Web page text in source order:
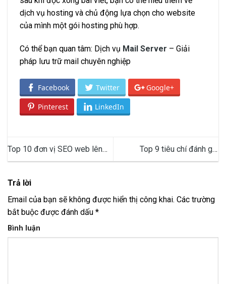
dịch vụ hosting và chủ động lựa chọn cho website
của mình một gói hosting phù hợp.
Có thể bạn quan tâm: Dịch vụ Mail Server – Giải
pháp lưu trữ mail chuyên nghiệp
Facebook Twitter Google+
Pinterest LinkedIn
Top 10 đơn vị SEO web lên
top Google uy tín tại Việt Nam
Top 9 tiêu chí đánh giá
hosting chất lượng cao
Trả lời
Email của bạn sẽ không được hiển thị công khai. Các trường
bắt buộc được đánh dấu *
Bình luận